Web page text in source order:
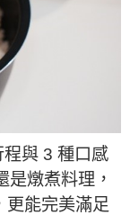
與 3 種口感
燉煮料理，
更能完美滿足